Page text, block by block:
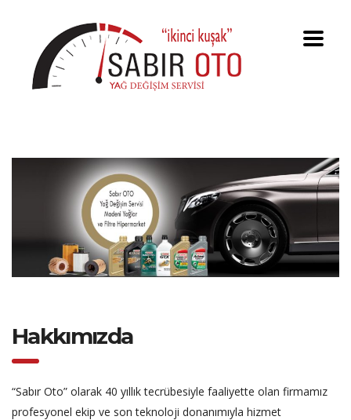
Hakkımızda
“Sabır Oto” olarak 40 yıllık tecrübesiyle faaliyette olan firmamız
profesyonel ekip ve son teknoloji donanımıyla hizmet